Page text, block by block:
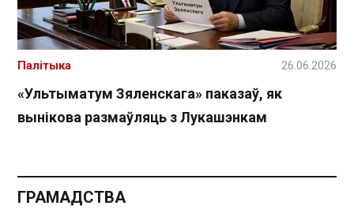
«Ультыматум Зяленскага» паказаў, як
вынікова размаўляць з Лукашэнкам
Палітыка 26.06.2026
ГРАМАДСТВА